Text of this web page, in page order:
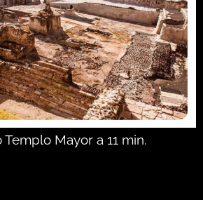
Templo Mayor a 11 min.